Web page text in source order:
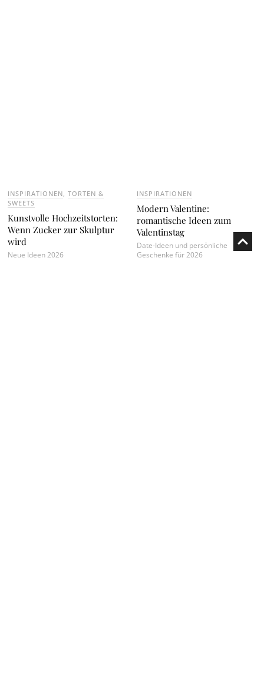
INSPIRATIONEN ,TORTEN &
SWEETS
Kunstvolle Hochzeitstorten:
Wenn Zucker zur Skulptur
wird
Neue Ideen 2026
INSPIRATIONEN
Modern Valentine:
romantische Ideen zum
Valentinstag
Date-Ideen und persönliche
Geschenke für 2026